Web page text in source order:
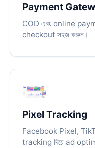
Payment
COD এবং online
checkout সহজ করুন।
Pixel Tracking
Facebook Pixel,
tracking দিয়ে ad